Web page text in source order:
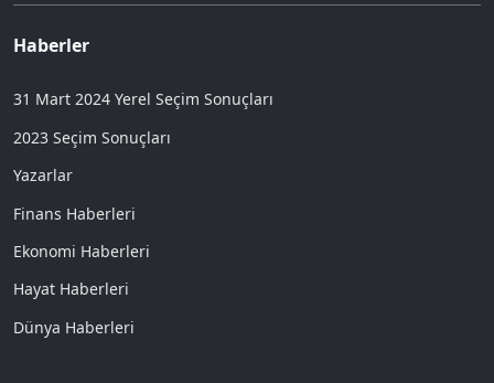
Haberler
31 Mart 2024 Yerel Seçim Sonuçları
2023 Seçim Sonuçları
Yazarlar
Finans Haberleri
Ekonomi Haberleri
Hayat Haberleri
Dünya Haberleri